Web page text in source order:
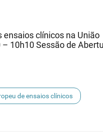
ensaios clínicos na União
10h10 Sessão de
de ensaios clínicos